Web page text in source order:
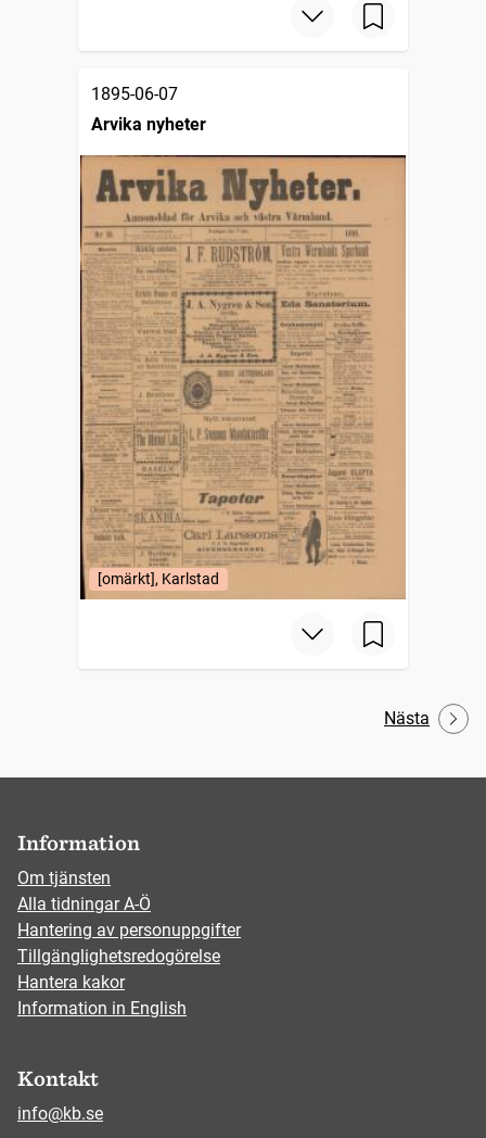
1895-06-07
Arvika nyheter
[omärkt], Karlstad
Nästa
Information
Om tjänsten
Alla tidningar A-Ö
Hantering av personuppgifter
Tillgänglighetsredogörelse
Hantera kakor
Information in English
Kontakt
info@kb.se